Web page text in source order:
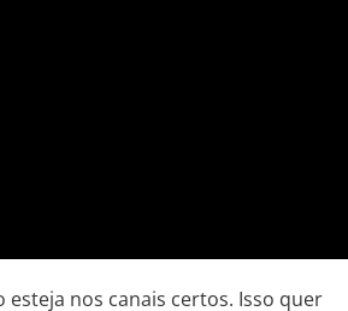
nos canais certos. Isso quer